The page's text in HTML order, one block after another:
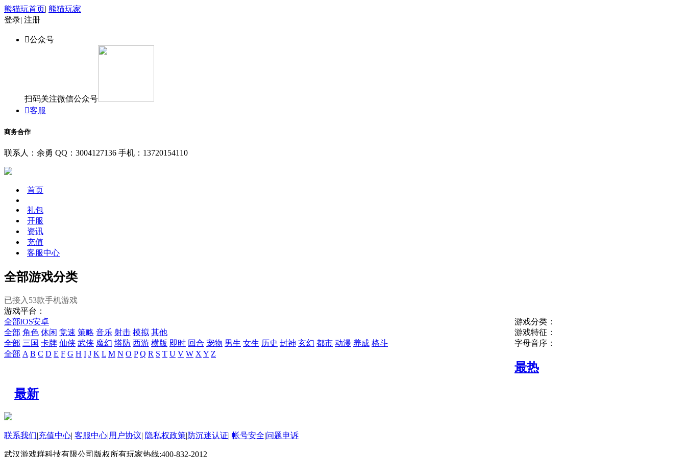
熊猫玩首页| 熊猫玩家
登录| 注册
公众号
扫码关注微信公众号
客服
商务合作
联系人：余勇 QQ：3004127136 手机：13720154110
首页
礼包
开服
资讯
充值
客服中心
全部游戏分类
已接入 53款手机游戏
游戏平台：
全部IOS安卓
游戏分类：
全部 角色 休闲 竞速 策略 音乐 射击 模拟 其他
游戏特征：
全部 三国 卡牌 仙侠 武侠 魔幻 塔防 西游 横版 即时 回合 宠物 男生 女生 历史 封神 玄幻 都市 动漫 养成 格斗
字母音序：
全部 A B C D E F G H I J K L M N O P Q R S T U V W X Y Z
最热
最新
联系我们|充值中心| 客服中心|用户协议| 隐私权政策|防沉迷认证| 帐号安全|问题申诉
武汉游戏群科技有限公司版权所有玩家热线:400-832-2012